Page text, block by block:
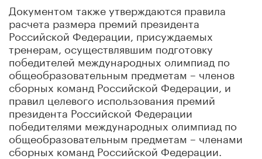
Документом также утверждаются правила
расчета размера премий президента
Российской Федерации, присуждаемых
тренерам, осуществлявшим подготовку
победителей международных олимпиад по
общеобразовательным предметам – членов
сборных команд Российской Федерации, и
правил целевого использования премий
президента Российской Федерации
победителями международных олимпиад по
общеобразовательным предметам – членами
сборных команд Российской Федерации.